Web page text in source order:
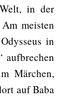
in der
meisten
in
aufbrechen
Märchen,
auf Baba